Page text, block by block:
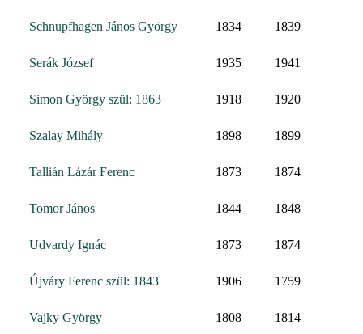
Schnupfhagen János György 1834 1839
Serák József 1935 1941
Simon György szül: 1863 1918 1920
Szalay Mihály 1898 1899
Tallián Lázár Ferenc 1873 1874
Tomor János 1844 1848
Udvardy Ignác 1873 1874
Újváry Ferenc szül: 1843 1906 1759
Vajky György 1808 1814